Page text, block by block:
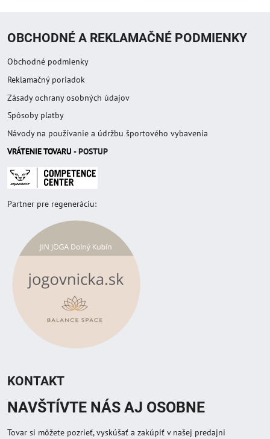
OBCHODNÉ A REKLAMAČNÉ PODMIENKY
Obchodné podmienky
Reklamačný poriadok
Zásady ochrany osobných údajov
Spôsoby platby
Návody na používanie a údržbu športového vybavenia
VRÁTENIE TOVARU - POSTUP
Partner pre regeneráciu:
KONTAKT
NAVŠTÍVTE NÁS AJ OSOBNE
Tovar si môžete pozrieť, vyskúšať a zakúpiť v našej predajni